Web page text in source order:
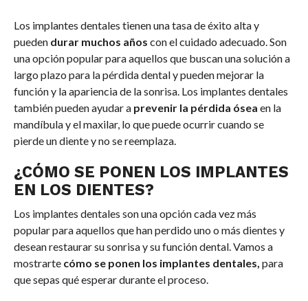
Los implantes dentales tienen una tasa de éxito alta y
pueden durar muchos años con el cuidado adecuado. Son
una opción popular para aquellos que buscan una solución a
largo plazo para la pérdida dental y pueden mejorar la
función y la apariencia de la sonrisa. Los implantes dentales
también pueden ayudar a prevenir la pérdida ósea en la
mandíbula y el maxilar, lo que puede ocurrir cuando se
pierde un diente y no se reemplaza.
¿CÓMO SE PONEN LOS IMPLANTES
EN LOS DIENTES?
Los implantes dentales son una opción cada vez más
popular para aquellos que han perdido uno o más dientes y
desean restaurar su sonrisa y su función dental. Vamos a
mostrartecómo se ponen los implantes dentales, para
que sepas qué esperar durante el proceso.